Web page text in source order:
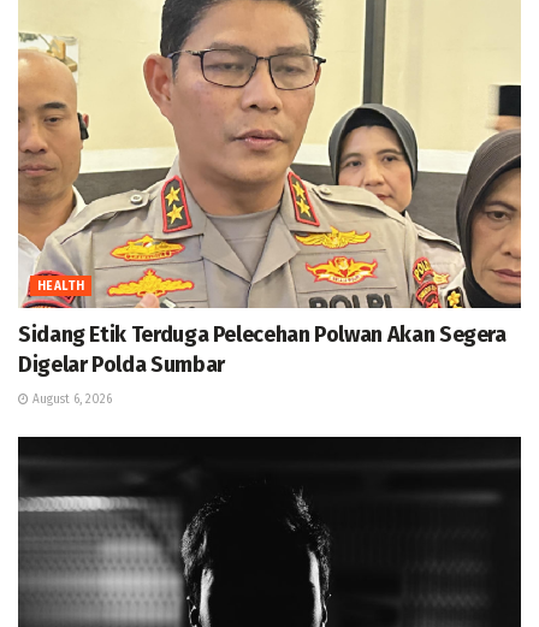
HEALTH
Sidang Etik Terduga Pelecehan Polwan Akan Segera
Digelar Polda Sumbar
August 6, 2026